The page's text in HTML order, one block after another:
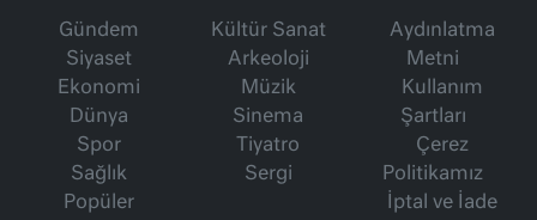
Gündem
Siyaset
Ekonomi
Dünya
Spor
Sağlık
Popüler
Kültür Sanat
Arkeoloji
Müzik
Sinema
Tiyatro
Sergi
Aydınlatma
Metni
Kullanım
Şartları
Çerez
Politikamız
İptal ve İade